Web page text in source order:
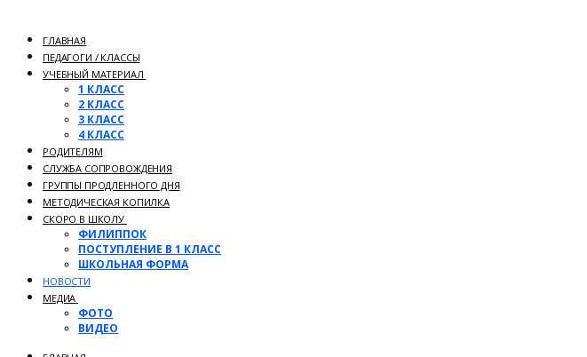
ГЛАВНАЯ
ПЕДАГОГИ / КЛАССЫ
УЧЕБНЫЙ МАТЕРИАЛ
1 КЛАСС
2 КЛАСС
3 КЛАСС
4 КЛАСС
РОДИТЕЛЯМ
СЛУЖБА СОПРОВОЖДЕНИЯ
ГРУППЫ ПРОДЛЕННОГО ДНЯ
МЕТОДИЧЕСКАЯ КОПИЛКА
СКОРО В ШКОЛУ
ФИЛИППОК
ПОСТУПЛЕНИЕ В 1 КЛАСС
ШКОЛЬНАЯ ФОРМА
НОВОСТИ
МЕДИА
ФОТО
ВИДЕО